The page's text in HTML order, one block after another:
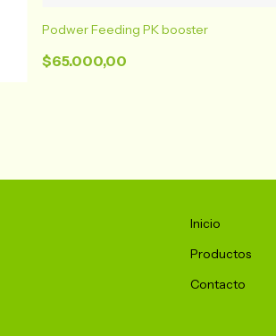
Podwer Feeding PK booster
$65.000,00
Inicio
Productos
Contacto